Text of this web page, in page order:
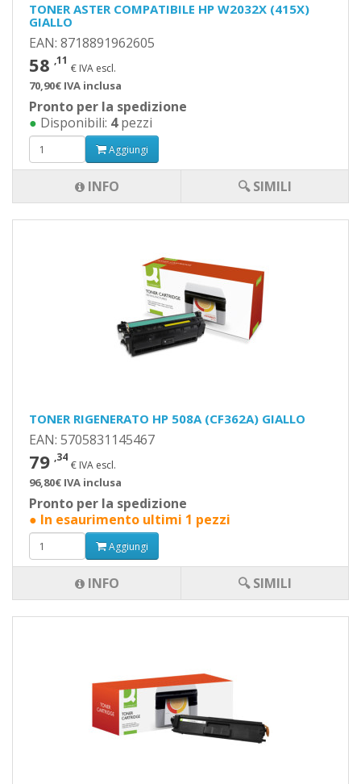
TONER ASTER COMPATIBILE HP W2032X (415X)
GIALLO
EAN: 8718891962605
58 ,11
€ IVA escl.
70,90€ IVA inclusa
Pronto per la spedizione
● Disponibili: 4pezzi
Aggiungi
INFO 🔍 SIMILI
TONER RIGENERATO HP 508A (CF362A) GIALLO
EAN: 5705831145467
79 ,34
€ IVA escl.
96,80€ IVA inclusa
Pronto per la spedizione
● In esaurimento ultimi 1 pezzi
Aggiungi
INFO 🔍 SIMILI